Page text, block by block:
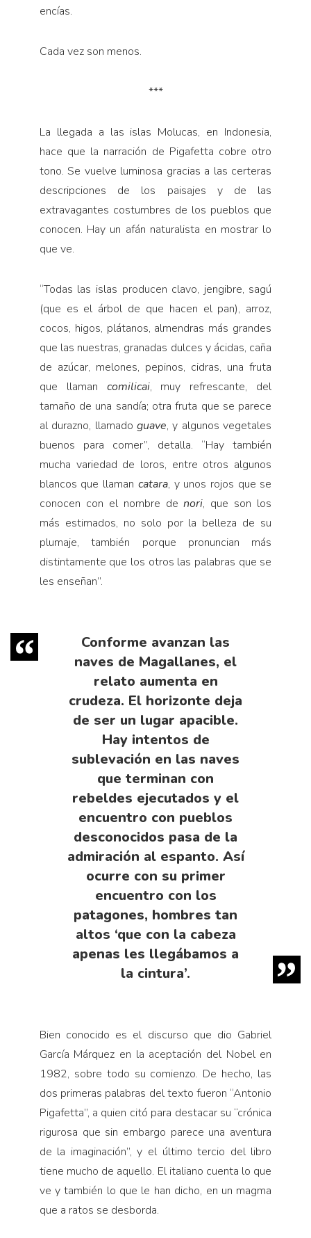
encías.
Cada vez son menos.
***
La llegada a las islas Molucas, en Indonesia,
hace que la narración de Pigafetta cobre otro
tono. Se vuelve luminosa gracias a las certeras
descripciones de los paisajes y de las
extravagantes costumbres de los pue­blos que
conocen. Hay un afán naturalista en mostrar lo
que ve.
“Todas las islas producen clavo, jengibre, sagú
(que es el árbol de que hacen el pan), arroz,
cocos, higos, plátanos, almendras más grandes
que las nuestras, granadas dulces y ácidas, caña
de azúcar, melones, pepinos, cidras, una fruta
que llaman comilicai, muy refrescante, del
tamaño de una sandía; otra fruta que se parece
al durazno, llamado guave, y algunos vegeta­les
buenos para comer”, detalla. “Hay también
mucha variedad de loros, entre otros algunos
blancos que lla­man catara, y unos rojos que se
conocen con el nom­bre denori, que son los
más estimados, no solo por la belleza de su
plumaje, también porque pronuncian más
distintamente que los otros las palabras que se
les enseñan”.
Conforme avanzan las
naves de Magallanes, el
relato aumenta en
crudeza. El horizonte deja
de ser un lu­gar apacible.
Hay intentos de
sublevación en las naves
que terminan con
rebeldes ejecutados y el
encuentro con pueblos
desconocidos pasa de la
admiración al espanto. Así
ocurre con su primer
encuentro con los
patagones, hombres tan
altos ‘que con la cabeza
ape­nas les llegábamos a
la cintura’.
Bien conocido es el discurso que dio Gabriel
Gar­cía Márquez en la aceptación del Nobel en
1982, sobre todo su comienzo. De hecho, las
dos primeras palabras del texto fueron “Antonio
Pigafetta”, a quien citó para destacar su “crónica
rigurosa que sin embargo parece una aventura
de la imaginación”, y el último tercio del libro
tiene mucho de aquello. El italiano cuenta lo que
ve y también lo que le han dicho, en un magma
que a ratos se desborda.